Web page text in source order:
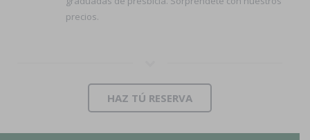
precios.
HAZ TÚ RESERVA